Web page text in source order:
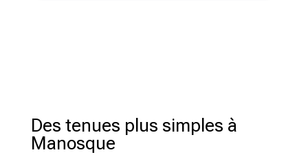
Des tenues plus simples à
Manosque